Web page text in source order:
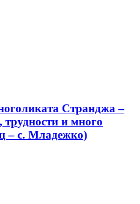
Странджа –
и много
– с. Младежко)